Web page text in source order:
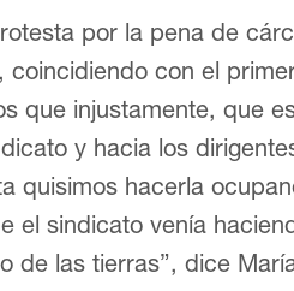
por la pena de
con el
que injustamente, que
y hacia los
quisimos hacerla
el sindicato venía
de las tierras”, dice